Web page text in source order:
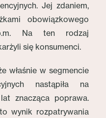
Jej zdaniem,
obowiązkowego
Na ten rodzaj
się konsumenci.
właśnie w segmencie
nastąpiła na
znacząca poprawa.
wynik rozpatrywania